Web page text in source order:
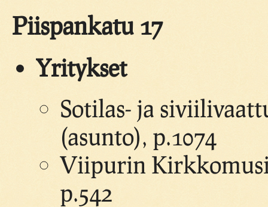
Piispankatu 17
Yritykset
Sotilas- ja
(asunto), p.1074
Viipurin
p.542